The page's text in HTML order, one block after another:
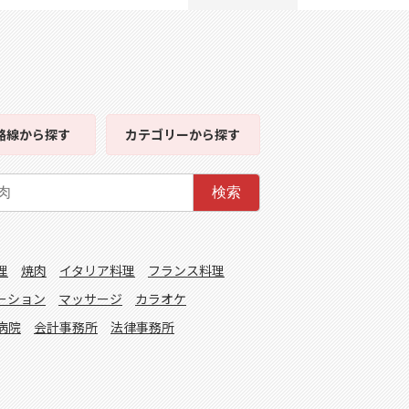
線から探す カテゴリーから探す
検索
焼肉 イタリア料理
フランス料理
ション マッサージ
カラオケ
院 会計事務所 法律事務所